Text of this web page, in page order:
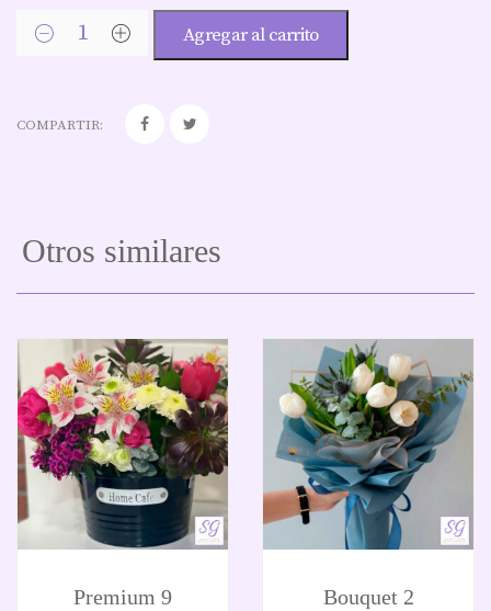
Agregar al carrito
COMPARTIR:
Otros similares
Premium 9
Bouquet 2